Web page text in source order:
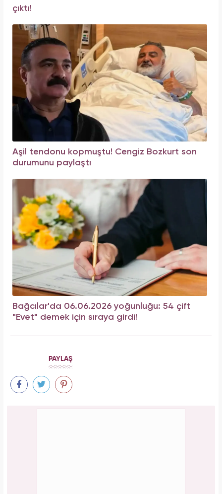
çıktı!
Aşil tendonu kopmuştu! Cengiz Bozkurt son
durumunu paylaştı
Bağcılar'da 06.06.2026 yoğunluğu: 54 çift
"Evet" demek için sıraya girdi!
PAYLAŞ